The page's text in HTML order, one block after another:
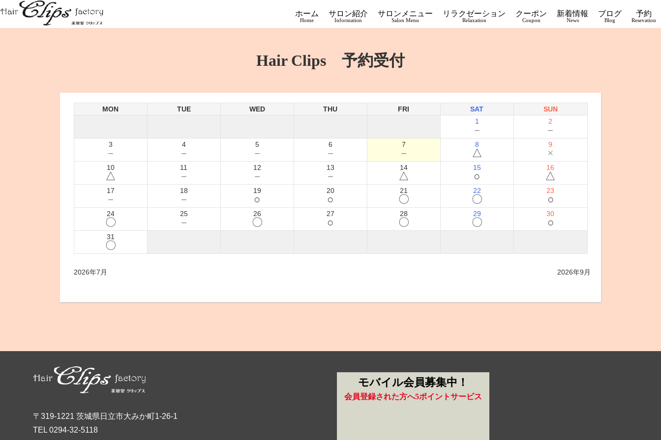
ホーム
Home
サロン紹介
Information
サロンメニュー
Salon Menu
リラクゼーション
Relaxation
クーポン
Coupon
新着情報
News
ブログ
Blog
予約
Resevation
Hair Clips 予約受付
MON TUE WED THU FRI SAT
SUN
1
－
2
－
3
－
4
－
5
－
6
－
7
－
8
△
9
×
10
△
11
－
12
－
13
－
14
△
15
○
16
△
17
－
18
－
19
○
20
○
21
〇
22
〇
23
○
24
〇
25
－
26
〇
27
○
28
〇
29
〇
30
○
31
〇
2026年7月 2026年9月
〒319-1221 茨城県日立市大みか町1-26-1
TEL 0294-32-5118
モバイル会員募集中！
会員登録された方へ5ポイントサービス